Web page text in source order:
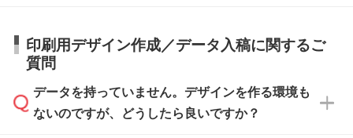
タッフまでお問い合わせください。
ル」に注文予定日をご入力いただくと、おおよ
その締切日や出荷目安をご確認いただけます。
す。>>対象商品はこちら
※最短出荷日は商品によって異なります。各商
品ページにてご確認ください
す。(白箱、化粧箱、ブリスターパックなど)
【袋入り】 商品がひとつずつ袋に入っていま
す。(透明袋、デザイン袋など)
【個包装なし】 個包装がされていない状態で
日本全国へお届けが可能です。なお、海外への
直接納品は行っておりませんので予めご了承く
ださい。
印刷用デザイン作成／データ入稿に関するご
質問
データを持っていません。デザインを作る環境も
ないのですが、どうしたら良いですか？